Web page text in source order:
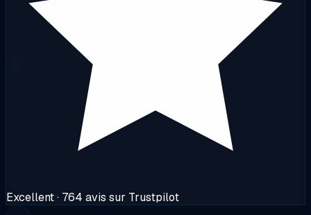
Excellent· 764 avis sur Trustpilot